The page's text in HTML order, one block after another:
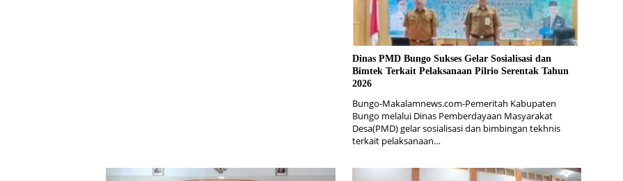
Dinas PMD Bungo Sukses Gelar Sosialisasi dan
Bimtek Terkait Pelaksanaan Pilrio Serentak Tahun
2026
Bungo-Makalamnews.com-Pemeritah Kabupaten
Bungo melalui Dinas Pemberdayaan Masyarakat
Desa(PMD) gelar sosialisasi dan bimbingan tekhnis
terkait pelaksanaan…